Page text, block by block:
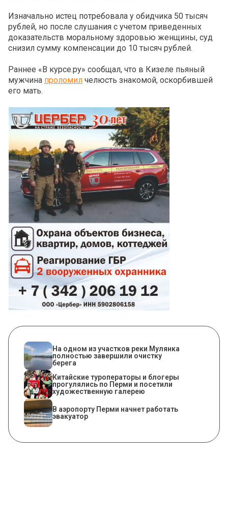
Изначально истец потребовала у обидчика 50 тысяч
рублей, но после слушания с учетом приведенных
доказательств моральному здоровью женщины, суд
снизил сумму компенсации до 10 тысяч рублей.
Раннее «В курсе.ру» сообщал, что в Кизеле пьяный
мужчина проломил челюсть знакомой, оскорбившей
его мать.
На одном из участков реки Мулянка
полностью завершили очистку
берега
Китайские туроператоры и блогеры
прогулялись по Перми и посетили
художественную галерею
В аэропорту Перми начнет работать
эвакуатор